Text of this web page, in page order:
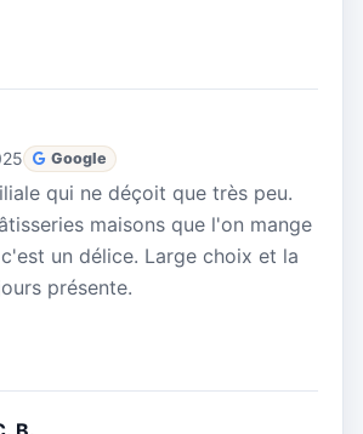
Google
qui ne déçoit que très peu.
maisons que l'on mange
un délice. Large choix et la
présente.